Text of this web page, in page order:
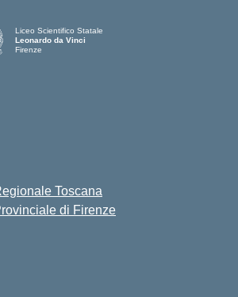
Liceo Scientifico Statale
Leonardo da Vinci
Firenze
Toscana
di Firenze